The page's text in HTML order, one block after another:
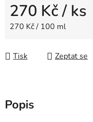
270 Kč/ ks
Měrná cena:
270 Kč / 100 ml
Tisk Zeptat se
Popis